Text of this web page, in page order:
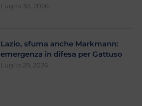
Luglio 30, 2026
Lazio, sfuma anche Markmann:
emergenza in difesa per Gattuso
Luglio 29, 2026